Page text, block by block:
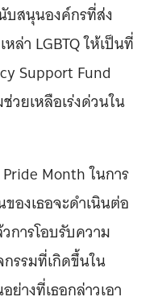
บสนุนองค์กรที่ส่ง
หล่า LGBTQ ให้เป็นที่
Support Fund
ยเหลือเร่งด่วนใน
Month ในการ
องเธอจะดำเนินต่อ
การโอบรับความ
รรมที่เกิดขึ้นใน
ย่างที่เธอกล่าวเอา